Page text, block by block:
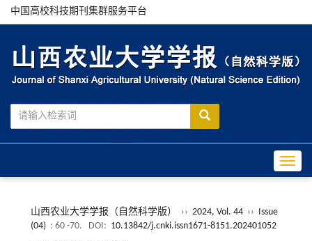
中国高校科技期刊集群服务平台
山西农业大学学报（自然科学版） ›› 2024, Vol. 44 ›› Issue
(04) : 60 -70. DOI: 10.13842/j.cnki.issn1671-8151.202401052